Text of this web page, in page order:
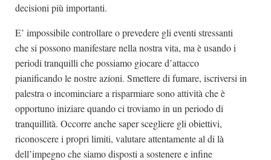
decisioni più importanti.
E’ impossibile controllare o prevedere gli eventi stressanti
che si possono manifestare nella nostra vita, ma è usando i
periodi tranquilli che possiamo giocare d’attacco
pianificando le nostre azioni. Smettere di fumare, iscriversi in
palestra o incominciare a risparmiare sono attività che è
opportuno iniziare quando ci troviamo in un periodo di
tranquillità. Occorre anche saper scegliere gli obiettivi,
riconoscere i propri limiti, valutare attentamente al di là
dell’impegno che siamo disposti a sostenere e infine